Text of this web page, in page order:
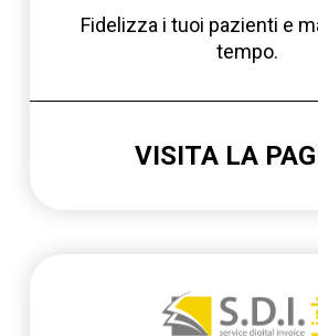
Fidelizza i tuoi pazienti e
tempo.
VISITA LA